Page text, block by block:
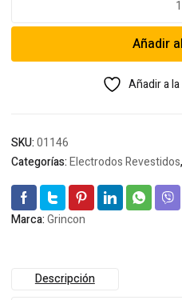
53
para
Corte/chaflonar/biselar
Añadir
Añadir a
SKU:01146
Categorías:Electrodos Revestidos,
Marca:Grincon
Descripción